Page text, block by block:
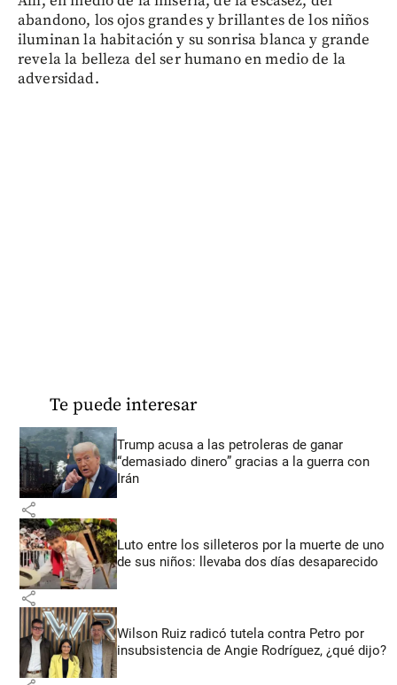
abandono, los ojos grandes y brillantes de los niños
iluminan la habitación y su sonrisa blanca y grande
revela la belleza del ser humano en medio de la
adversidad.
Te puede interesar
Trump acusa a las petroleras de ganar
“demasiado dinero” gracias a la guerra con
Irán
share
Luto entre los silleteros por la muerte de uno
de sus niños: llevaba dos días desaparecido
share
Wilson Ruiz radicó tutela contra Petro por
insubsistencia de Angie Rodríguez, ¿qué dijo?